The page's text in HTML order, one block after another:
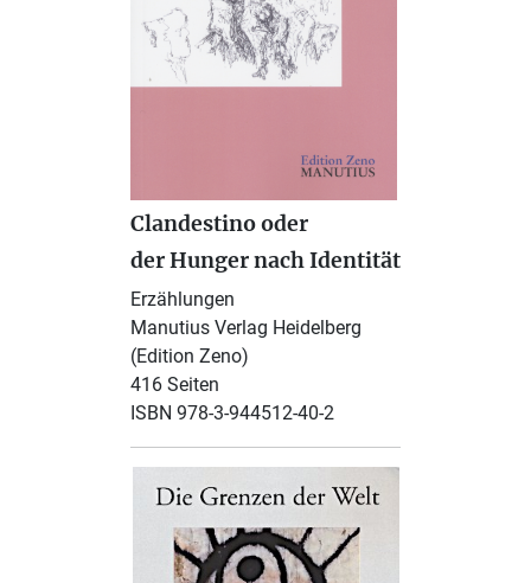
Clandestino oder
der Hunger nach Identität
Erzählungen
Manutius Verlag Heidelberg
(Edition Zeno)
416 Seiten
ISBN 978-3-944512-40-2